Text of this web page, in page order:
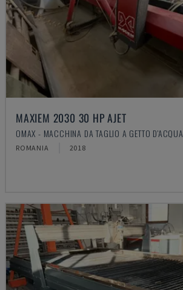
MAXIEM 2030 30 HP AJET
OMAX - MACCHINA DA TAGLIO A GETTO D'ACQUA
ROMANIA 2018